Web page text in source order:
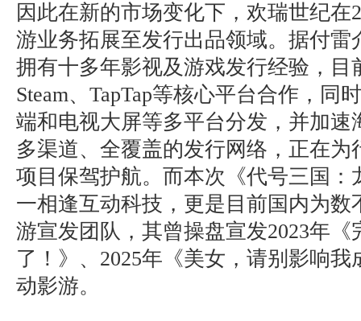
因此在新的市场变化下，欢瑞世纪在
游业务拓展至发行出品领域。据付雷
拥有十多年影视及游戏发行经验，目
Steam、TapTap等核心平台合作，同
端和电视大屏等多平台分发，并加速
多渠道、全覆盖的发行网络，正在为
项目保驾护航。而本次《代号三国：
一相逢互动科技，更是目前国内为数
游宣发团队，其曾操盘宣发2023年
了！》、2025年《美女，请别影响
动影游。